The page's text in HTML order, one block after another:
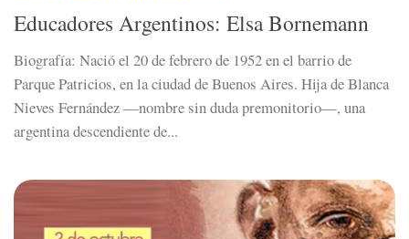
Educadores Argentinos: Elsa Bornemann
Biografía: Nació el 20 de febrero de 1952 en el barrio de
Parque Patricios, en la ciudad de Buenos Aires. Hija de Blanca
Nieves Fernández —nombre sin duda premonitorio—, una
argentina descendiente de...